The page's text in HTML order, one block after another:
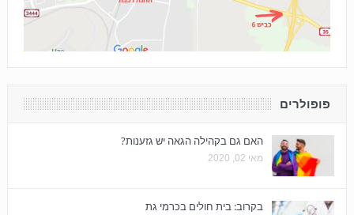
פופולרים
האם גם בקהילה הגאה יש גזענות?
מאי 02, 2020
בקרוב: בית חולים בכרמי גת